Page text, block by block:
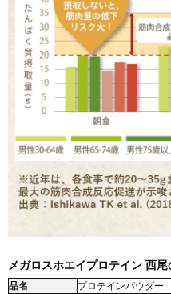
メガロスホエイプロテイン 西
品名
プロテインパウダー